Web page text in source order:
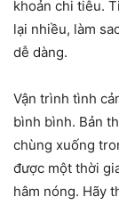
khoản chi tiêu.
lại nhiều, làm
dễ dàng.
Vận trình tình
bình bình. Bản
chùng xuống
được một thời
hâm nóng. Hãy